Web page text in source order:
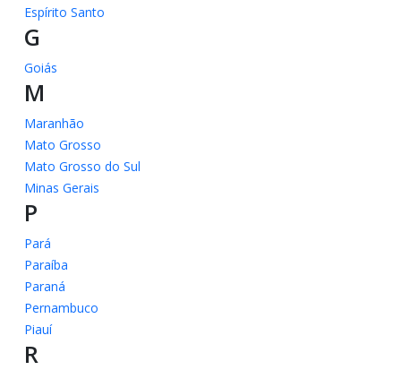
Espírito Santo
G
Goiás
M
Maranhão
Mato Grosso
Mato Grosso do Sul
Minas Gerais
P
Pará
Paraíba
Paraná
Pernambuco
Piauí
R